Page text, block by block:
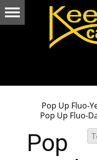
Pop Up Fluo-
Pop Up Fluo-
Pop